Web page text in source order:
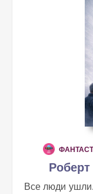
Все люди